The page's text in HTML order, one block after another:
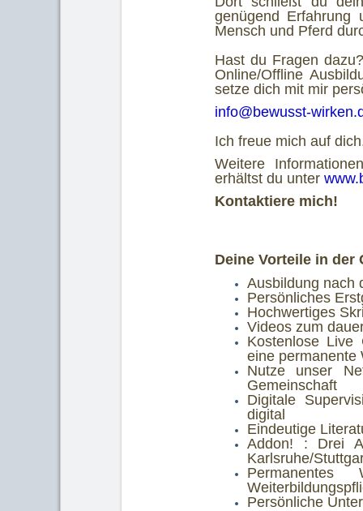
genügend Erfahrung
Mensch und Pferd
Hast du Fragen
Online/Offline
setze dich mit mir
info@bewusst-
Ich freue mich auf
Weitere
erhältst du unter
Kontaktiere mich!
Deine Vorteile in der
Ausbildung nach
Persönliches
Hochwertiges
Videos zum
Kostenlose
eine permanente
Nutze unser
Gemeinschaft
Digitale
digital
Eindeutige
Addon! : Drei
Karlsruhe/
Permanentes
Persönliche